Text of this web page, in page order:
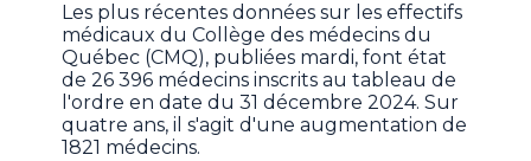
Les plus récentes données sur les effectifs
médicaux du Collège des médecins du
Québec (CMQ), publiées mardi, font état
de 26 396 médecins inscrits au tableau de
l'ordre en date du 31 décembre 2024. Sur
quatre ans, il s'agit d'une augmentation de
1821 médecins.